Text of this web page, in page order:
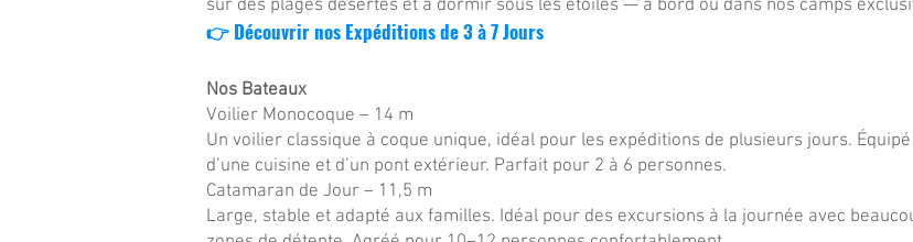
sur des plages désertes et à dormir sous les étoiles — à bord ou dans nos camps
👉 Découvrir nos Expéditions de 3 à 7 Jours
Nos Bateaux
Voilier Monocoque – 14 m
Un voilier classique à coque unique, idéal pour les expéditions de plusieurs jours.
d’une cuisine et d’un pont extérieur. Parfait pour 2 à 6 personnes.
Catamaran de Jour – 11,5 m
Large, stable et adapté aux familles. Idéal pour des excursions à la journée avec